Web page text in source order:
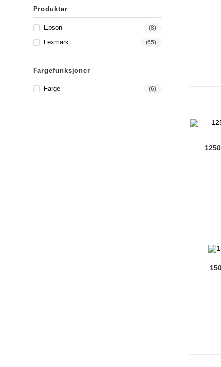
Produkter
Epson (8)
Lexmark (65)
Fargefunksjoner
Farge (6)